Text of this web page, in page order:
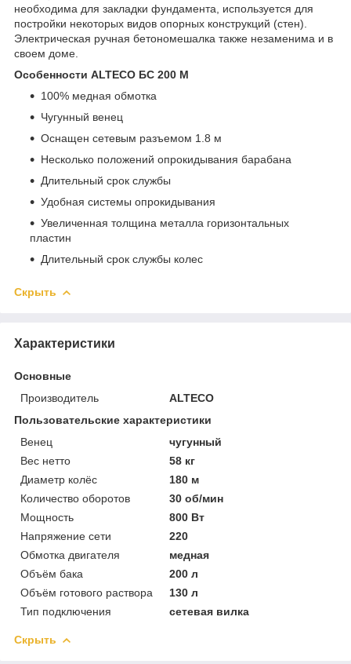
необходима для закладки фундамента, используется для
постройки некоторых видов опорных конструкций (стен).
Электрическая ручная бетономешалка также незаменима и в
своем доме.
Особенности ALTECO БС 200 М
100% медная обмотка
Чугунный венец
Оснащен сетевым разъемом 1.8 м
Несколько положений опрокидывания барабана
Длительный срок службы
Удобная системы опрокидывания
Увеличенная толщина металла горизонтальных
пластин
Длительный срок службы колес
Скрыть
Характеристики
Основные
Производитель
ALTECO
Пользовательские характеристики
Венец
чугунный
Вес нетто
58 кг
Диаметр колёс
180 м
Количество оборотов
30 об/мин
Мощность
800 Вт
Напряжение сети
220
Обмотка двигателя
медная
Объём бака
200 л
Объём готового раствора
130 л
Тип подключения
сетевая вилка
Скрыть